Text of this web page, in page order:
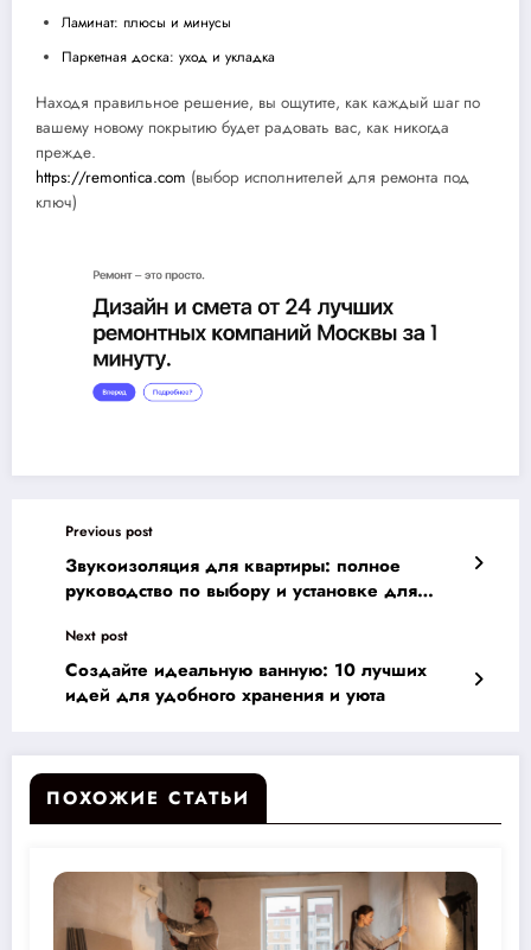
Ламинат: плюсы и минусы
Паркетная доска: уход и укладка
Находя правильное решение, вы ощутите, как каждый шаг по
вашему новому покрытию будет радовать вас, как никогда
прежде.
https://remontica.com (выбор исполнителей для ремонта под
ключ)
Previous post
Звукоизоляция для квартиры: полное
руководство по выбору и установке для
Next post
Создайте идеальную ванную: 10 лучших
идей для удобного хранения и уюта
ПОХОЖИЕ СТАТЬИ